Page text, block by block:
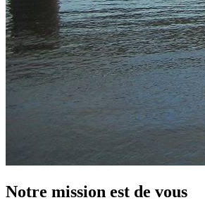
Notre mission est de vous